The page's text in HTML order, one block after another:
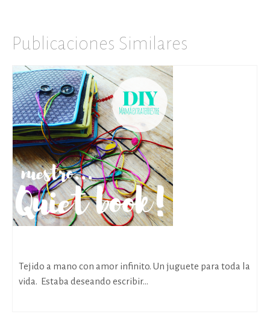
Publicaciones Similares
Tejido a mano con amor infinito. Un juguete para toda la
vida. Estaba deseando escribir...